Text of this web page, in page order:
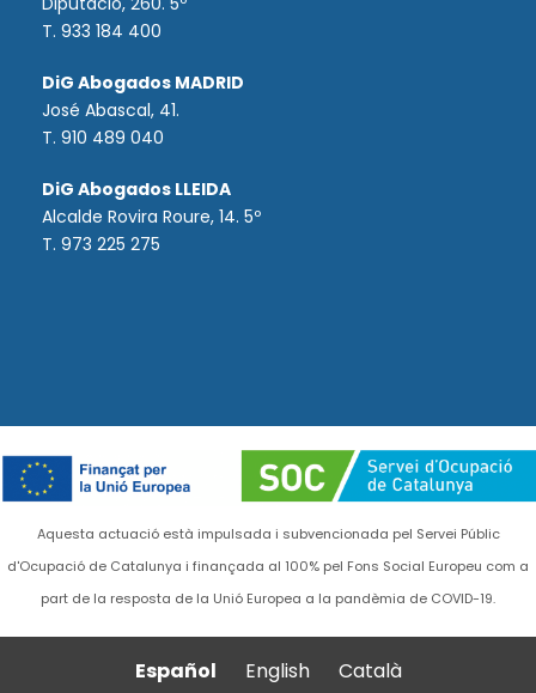
T. 933 184 400
DiG Abogados MADRID
José Abascal, 41.
T. 910 489 040
DiG Abogados LLEIDA
Alcalde Rovira Roure, 14. 5º
T. 973 225 275
Aquesta actuació està impulsada i subvencionada pel Servei Públic
d'Ocupació de Catalunya i finançada al 100% pel Fons Social Europeu com a
part de la resposta de la Unió Europea a la pandèmia de COVID-19.
Español English Català